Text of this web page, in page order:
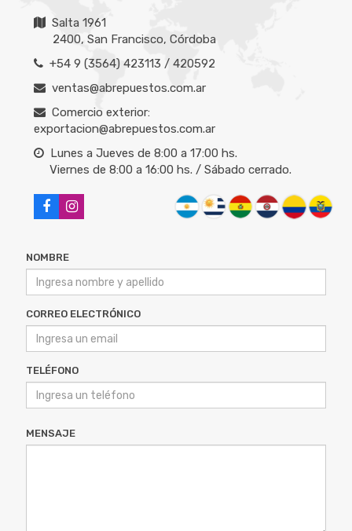
+54 9 (3564) 423113 / 420592
ventas@abrepuestos.com.ar
Comercio exterior:
exportacion@abrepuestos.com.ar
Lunes a Jueves de 8:00 a 17:00 hs.
Viernes de 8:00 a 16:00 hs. / Sábado cerrado.
CORREO ELECTRÓNICO
TELÉFONO
MENSAJE